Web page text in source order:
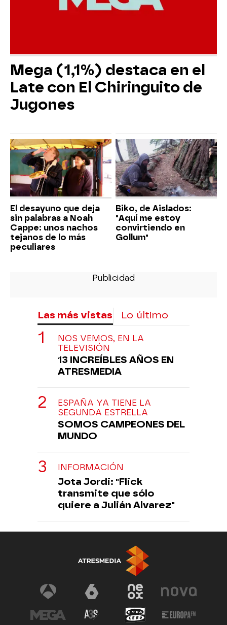
Mega (1,1%) destaca en el
Late con El Chiringuito de
Jugones
El desayuno que deja
sin palabras a Noah
Cappe: unos nachos
tejanos de lo más
peculiares
Biko, de Aislados:
"Aquí me estoy
convirtiendo en
Gollum"
Las más vistas Lo último
NOS VEMOS, EN LA
TELEVISIÓN
13 INCREÍBLES AÑOS EN
ATRESMEDIA
ESPAÑA YA TIENE LA
SEGUNDA ESTRELLA
SOMOS CAMPEONES DEL
MUNDO
INFORMACIÓN
Jota Jordi: "Flick
transmite que sólo
quiere a Julián Alvarez"